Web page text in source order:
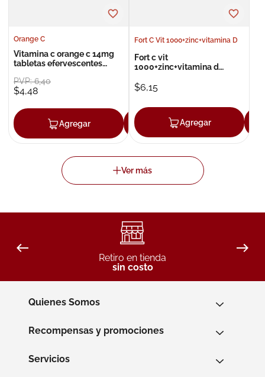
Orange C
Vitamina c orange c 14mg
tabletas efervescentes
PVP:6,40
$4,48
Agregar Agregar
Fort C Vit 1000+zinc+vitamina D
Fort c vit
1000+zinc+vitamina d
comprimidos masticables x
$6,15
Agregar
Retiro en tienda
sin costo
Quienes Somos
Recompensas y promociones
Servicios